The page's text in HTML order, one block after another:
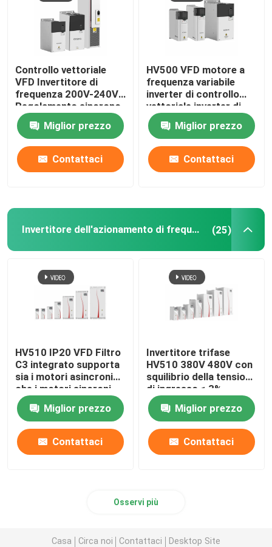
Controllo vettoriale
VFD Invertitore di
frequenza 200V-240V
Regolamento sincrono
della velocità del
motore S
Accelerazione della
curva
Miglior prezzo
Contattaci
HV500 VFD motore a
frequenza variabile
inverter di controllo
vettoriale inverter di
frequenza
Miglior prezzo
Contattaci
Invertitore dell'azionamento di frequenza (25)
HV510 IP20 VFD Filtro
C3 integrato supporta
sia i motori asincroni
che i motori sincroni
Miglior prezzo
Contattaci
Invertitore trifase
HV510 380V 480V con
squilibrio della tensione
di ingresso ≤ 3%
Miglior prezzo
Contattaci
Osservi più
Casa Circa noi Contattaci Desktop Site